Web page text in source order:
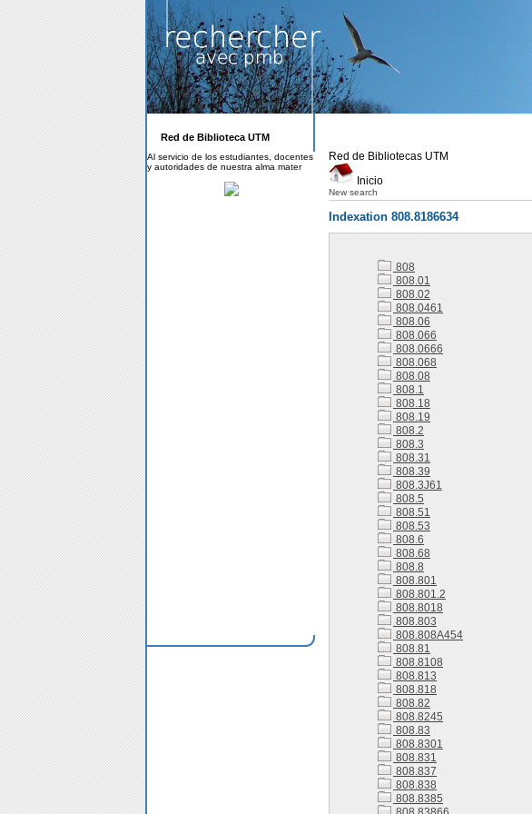
Red de Bibliotecas UTM
Inicio
New search
Indexation 808.8186634
808
808.01
808.02
808.0461
808.06
808.066
808.0666
808.068
808.08
808.1
808.18
808.19
808.2
808.3
808.31
808.39
808.3J61
808.5
808.51
808.53
808.6
808.68
808.8
808.801
808.801.2
808.8018
808.803
808.808A454
808.81
808.8108
808.813
808.818
808.82
808.8245
808.83
808.8301
808.831
808.837
808.838
808.8385
Red de Biblioteca UTM
Al servicio de los estudiantes, docentes
y autoridades de nuestra alma mater